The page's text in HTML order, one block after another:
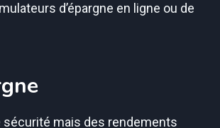
d’épargne en ligne ou de
sécurité mais des rendements